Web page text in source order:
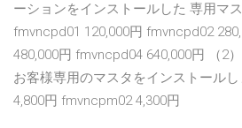
ーションをインストールした 専用マ
fmvncpd01 120,000円 fmvncpd02
480,000円 fmvncpd04 640,000円 （2
お客様専用のマスタをインストール
4,800円 fmvncpm02 4,300円